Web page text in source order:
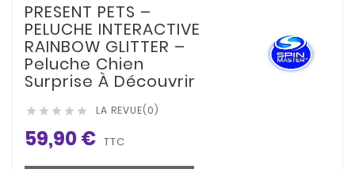
PRESENT PETS –
PELUCHE INTERACTIVE
RAINBOW GLITTER –
Peluche Chien
Surprise À Découvrir
     LA REVUE(0)
59,90 € TTC